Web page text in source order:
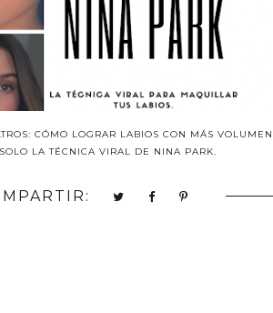
CÓMO LOGRAR LABIOS CON MÁS VOLUMEN
LA TÉCNICA VIRAL DE NINA PARK.